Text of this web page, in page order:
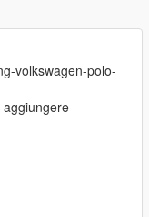
volkswagen-polo-